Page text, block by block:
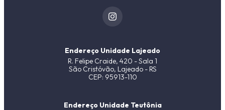
Endereço Unidade Lajeado
R. Felipe Craide, 420 - Sala 1
São Cristóvão, Lajeado - RS
CEP: 95913-110
Endereço Unidade Teutônia